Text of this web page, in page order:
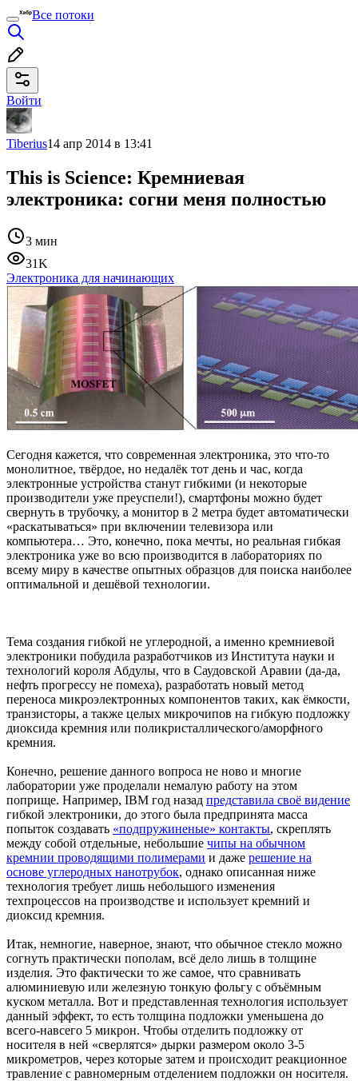
Все потоки
Войти
Tiberius14 апр 2014 в 13:41
This is Science: Кремниевая
электроника: согни меня полностью
3 мин
31K
Электроника для начинающих
Сегодня кажется, что современная электроника, это что-то
монолитное, твёрдое, но недалёк тот день и час, когда
электронные устройства станут гибкими (и некоторые
производители уже преуспели!), смартфоны можно будет
свернуть в трубочку, а монитор в 2 метра будет автоматически
«раскатываться» при включении телевизора или
компьютера… Это, конечно, пока мечты, но реальная гибкая
электроника уже во всю производится в лабораториях по
всему миру в качестве опытных образцов для поиска наиболее
оптимальной и дешёвой технологии.
Тема создания гибкой не углеродной, а именно кремниевой
электроники побудила разработчиков из Института науки и
технологий короля Абдулы, что в Саудовской Аравии (да-да,
нефть прогрессу не помеха), разработать новый метод
переноса микроэлектронных компонентов таких, как ёмкости,
транзисторы, а также целых микрочипов на гибкую подложку
диоксида кремния или поликристаллического/аморфного
кремния.
Конечно, решение данного вопроса не ново и многие
лаборатории уже проделали немалую работу на этом
поприще. Например, IBM год назад представила своё видение
гибкой электроники, до этого была предпринята масса
попыток создавать «подпружиненые» контакты, скреплять
между собой отдельные, небольшие чипы на обычном
кремнии проводящими полимерами и даже решение на
основе углеродных нанотрубок, однако описанная ниже
технология требует лишь небольшого изменения
техпроцессов на производстве и использует кремний и
диоксид кремния.
Итак, немногие, наверное, знают, что обычное стекло можно
согнуть практически пополам, всё дело лишь в толщине
изделия. Это фактически то же самое, что сравнивать
алюминиевую или железную тонкую фольгу с объёмным
куском металла. Вот и представленная технология использует
данный эффект, то есть толщина подложки уменьшена до
всего-навсего 5 микрон. Чтобы отделить подложку от
носителя в ней «сверлятся» дырки размером около 3-5
микрометров, через которые затем и происходит реакционное
травление с равномерным отделением подложки он носителя.